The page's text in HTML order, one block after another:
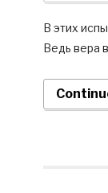
В этих
Ведь вера